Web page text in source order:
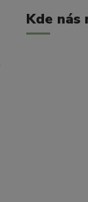
Kde nás